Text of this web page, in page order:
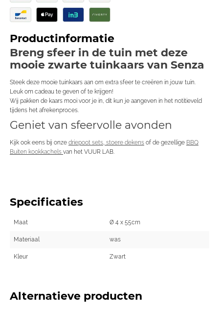
Productinformatie
Breng sfeer in de tuin met deze
mooie zwarte tuinkaars van Senza
Steek deze mooie tuinkaars aan om extra sfeer te creëren in jouw tuin.
Leuk om cadeau te geven of te krijgen!
Wij pakken de kaars mooi voor je in, dit kun je aangeven in het notitieveld
tijdens het afrekenproces.
Geniet van sfeervolle avonden
Kijk ook eens bij onze driepoot sets, stoere dekens of de gezellige BBQ
Buiten kookkachels van het VUUR LAB.
Specificaties
Maat Ø 4 x 55cm
Materiaal was
Kleur Zwart
Alternatieve producten